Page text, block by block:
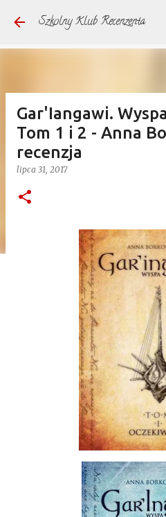
Przejdź do
Szkolny Klub Recenzenta
Gar'Iangawi.
Tom 1 i 2 - Anna
recenzja
lipca 31, 2017